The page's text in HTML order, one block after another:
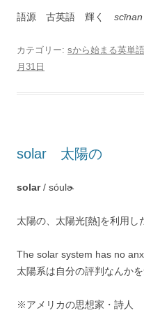
語源 古英語 輝く scīnan
カテゴリー: sから始まる英単語
月31日
solar 太陽の
solar/ sóulɚ
太陽の、太陽光[熱]を利用し
The solar system has no
太陽系は自分の評判なんか
※アメリカの思想家・詩人